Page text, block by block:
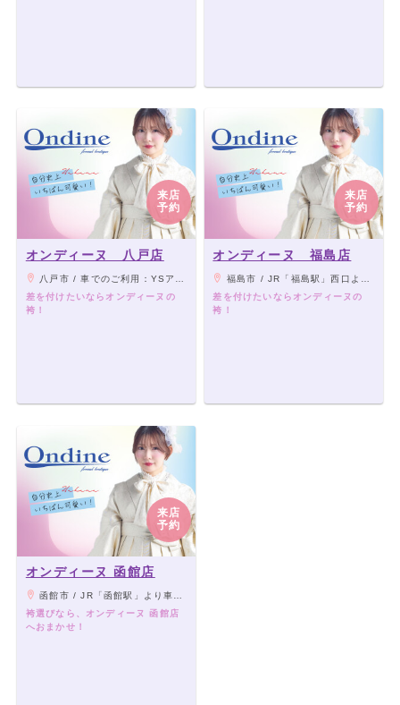
来店
予約
オンディーヌ 八戸店
八戸市 / 車でのご利用：YSアリーナから中心街への一方通行入口、バスでのご利用：JR八戸線「本八戸駅」より市営バス「新荒町」下車
差を付けたいならオンディーヌの
袴！
来店
予約
オンディーヌ 福島店
福島市 / JR「福島駅」西口より車で高湯街道直進5分 ※ツルハドラッグ手前隣
差を付けたいならオンディーヌの
袴！
来店
予約
オンディーヌ 函館店
函館市 / JR「函館駅」より車で5分／市電新川町電停より徒歩１分／「はこだて自由市場」斜向かい「青森みちのく銀行」隣
袴選びなら、オンディーヌ 函館店
へおまかせ！